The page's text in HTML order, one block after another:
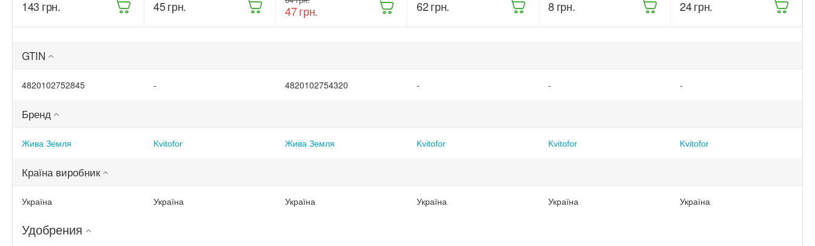
спрей 300 мл
‍143‍ грн. ‍45‍грн.
Триходерма
‍47‍грн. ‍62‍грн. ‍8‍ грн.
рослин 100 г
‍24‍грн.
GTIN
4820102752845 - 4820102754320 - - -
Бренд
Жива Земля Kvitofor Жива Земля Kvitofor Kvitofor Kvitofor
Країна виробник
Україна Україна Україна Україна Україна Україна
Удобрения